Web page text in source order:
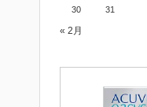
30 31
« 2月